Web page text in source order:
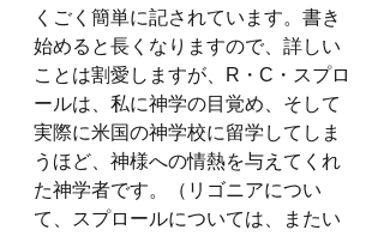
くごく簡単に記されています。書き
始めると長くなりますので、詳しい
ことは割愛しますが、R・C・スプロ
ールは、私に神学の目覚め、そして
実際に米国の神学校に留学してしま
うほど、神様への情熱を与えてくれ
た神学者です。（リゴニアについ
て、スプロールについては、またい